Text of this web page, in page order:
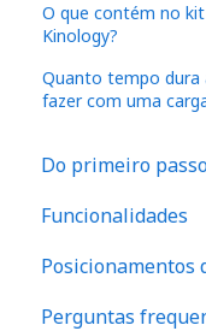
O que contém no
Kinology?
Quanto tempo dura
fazer com uma
Do primeiro
1. Como são
2. Onde
Funcionalidades
IA
Dinamômetro
Posicionamentos
Ombro
Perguntas